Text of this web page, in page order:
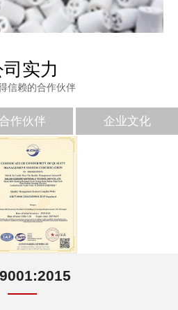
费发样
，专属技术人员为您推荐型号并免费
实力
信赖的合作伙伴
作伙伴 企业文化